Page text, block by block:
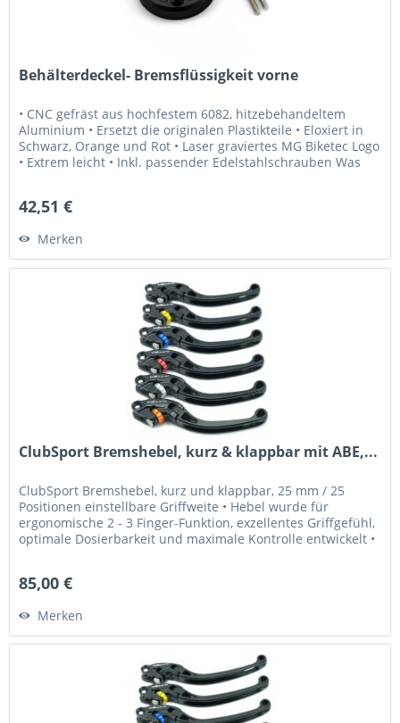
Behälterdeckel- Bremsflüssigkeit vorne
• CNC gefräst aus hochfestem 6082, hitzebehandeltem
Aluminium • Ersetzt die originalen Plastikteile • Eloxiert in
Schwarz, Orange und Rot • Laser graviertes MG Biketec Logo
• Extrem leicht • Inkl. passender Edelstahlschrauben Was
42,51 €
Merken
ClubSport Bremshebel, kurz & klappbar mit ABE,...
ClubSport Bremshebel, kurz und klappbar, 25 mm / 25
Positionen einstellbare Griffweite • Hebel wurde für
ergonomische 2 - 3 Finger-Funktion, exzellentes Griffgefühl,
optimale Dosierbarkeit und maximale Kontrolle entwickelt •
85,00 €
Merken